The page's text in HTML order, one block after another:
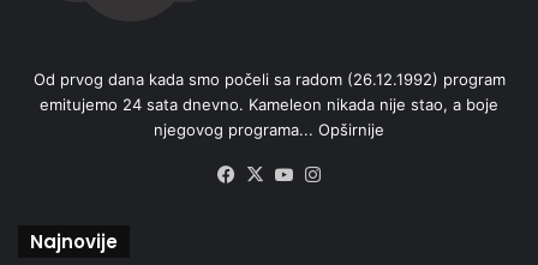
Od prvog dana kada smo počeli sa radom (26.12.1992) program
emitujemo 24 sata dnevno. Kameleon nikada nije stao, a boje
njegovog programa... Opširnije
Facebook
X YouTube
Najnovije